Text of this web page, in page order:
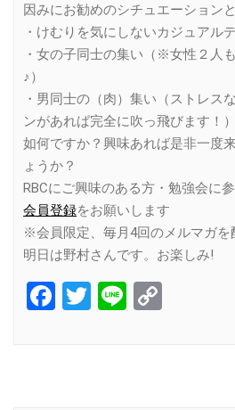
因みにお勧めのシチュエーションと
・けむりを気にしないカジュアル
・女の子同士の集い（※女性２人
♪）
・男同士の（肉）集い（ストレス
ンがあれば完全に吹っ飛びます！）
如何ですか？興味あれば是非一度
ょうか？
RBCにご興味のある方・勉強会に
会員登録をお願いします
※会員限定、毎月4回のメルマガを
明日は野村さんです。お楽しみ!
Facebook
Twitter
Line